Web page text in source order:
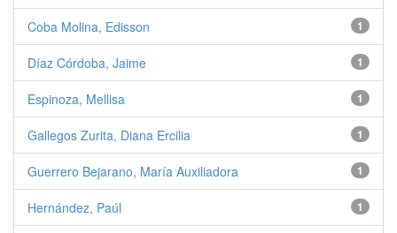
1
Coba Molina, Edisson
1
Díaz Córdoba, Jaime
1
Espinoza, Mellisa
1
Gallegos Zurita, Diana Ercilia
1
Guerrero Bejarano, María Auxiliadora
1
Hernández, Paúl